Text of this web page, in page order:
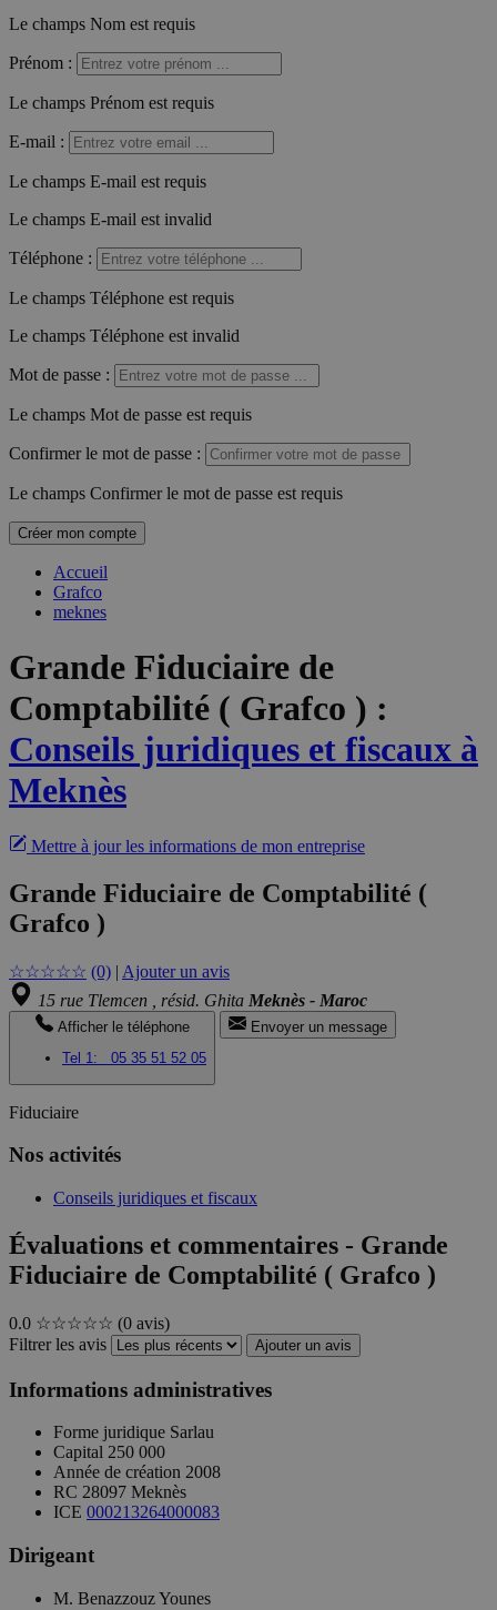
Le champs Nom est requis
Prénom :
Le champs Prénom est requis
E-mail :
Le champs E-mail est requis
Le champs E-mail est invalid
Téléphone :
Le champs Téléphone est requis
Le champs Téléphone est invalid
Mot de passe :
Le champs Mot de passe est requis
Confirmer le mot de passe :
Le champs Confirmer le mot de passe est requis
Créer mon compte
Accueil
Grafco
meknes
Grande Fiduciaire de
Comptabilité ( Grafco ) :
Conseils juridiques et fiscaux à
Meknès
Mettre à jour les informations de mon entreprise
Grande Fiduciaire de Comptabilité (
Grafco )
☆☆☆☆☆ (0) | Ajouter un avis
15 rue Tlemcen , résid. Ghita Meknès - Maroc
Afficher le téléphone
Tel 1:
05 35 51 52 05
Envoyer un message
Fiduciaire
Nos activités
Conseils juridiques et fiscaux
Évaluations et commentaires - Grande
Fiduciaire de Comptabilité ( Grafco )
0.0 ☆☆☆☆☆ (0 avis)
Filtrer les avis
Ajouter un avis
Informations administratives
Forme juridique Sarlau
Capital 250 000
Année de création 2008
RC 28097 Meknès
ICE 000213264000083
Dirigeant
M. Benazzouz Younes